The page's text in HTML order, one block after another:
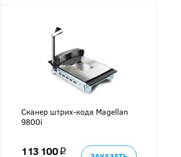
Сканер штрих-кода Magellan
9800i
113 100 q